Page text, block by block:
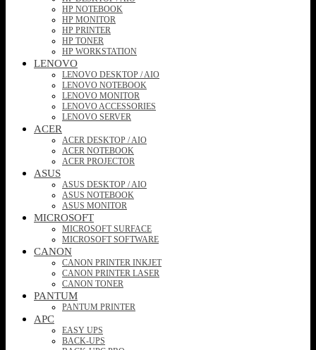
HP NOTEBOOK
HP MONITOR
HP PRINTER
HP TONER
HP WORKSTATION
LENOVO
LENOVO DESKTOP / AIO
LENOVO NOTEBOOK
LENOVO MONITOR
LENOVO ACCESSORIES
LENOVO SERVER
ACER
ACER DESKTOP / AIO
ACER NOTEBOOK
ACER PROJECTOR
ASUS
ASUS DESKTOP / AIO
ASUS NOTEBOOK
ASUS MONITOR
MICROSOFT
MICROSOFT SURFACE
MICROSOFT SOFTWARE
CANON
CANON PRINTER INKJET
CANON PRINTER LASER
CANON TONER
PANTUM
PANTUM PRINTER
APC
EASY UPS
BACK-UPS